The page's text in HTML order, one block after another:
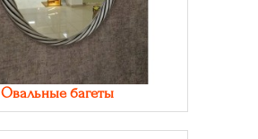
Овальные багеты